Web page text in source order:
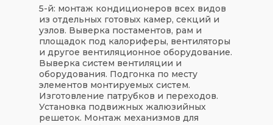
5-й: монтаж кондиционеров всех видов
из отдельных готовых камер, секций и
узлов. Выверка постаментов, рам и
площадок под калориферы, вентиляторы
и другое вентиляционное оборудование.
Выверка систем вентиляции и
оборудования. Подгонка по месту
элементов монтируемых систем.
Изготовление патрубков и переходов.
Установка подвижных жалюзийных
решеток. Монтаж механизмов для